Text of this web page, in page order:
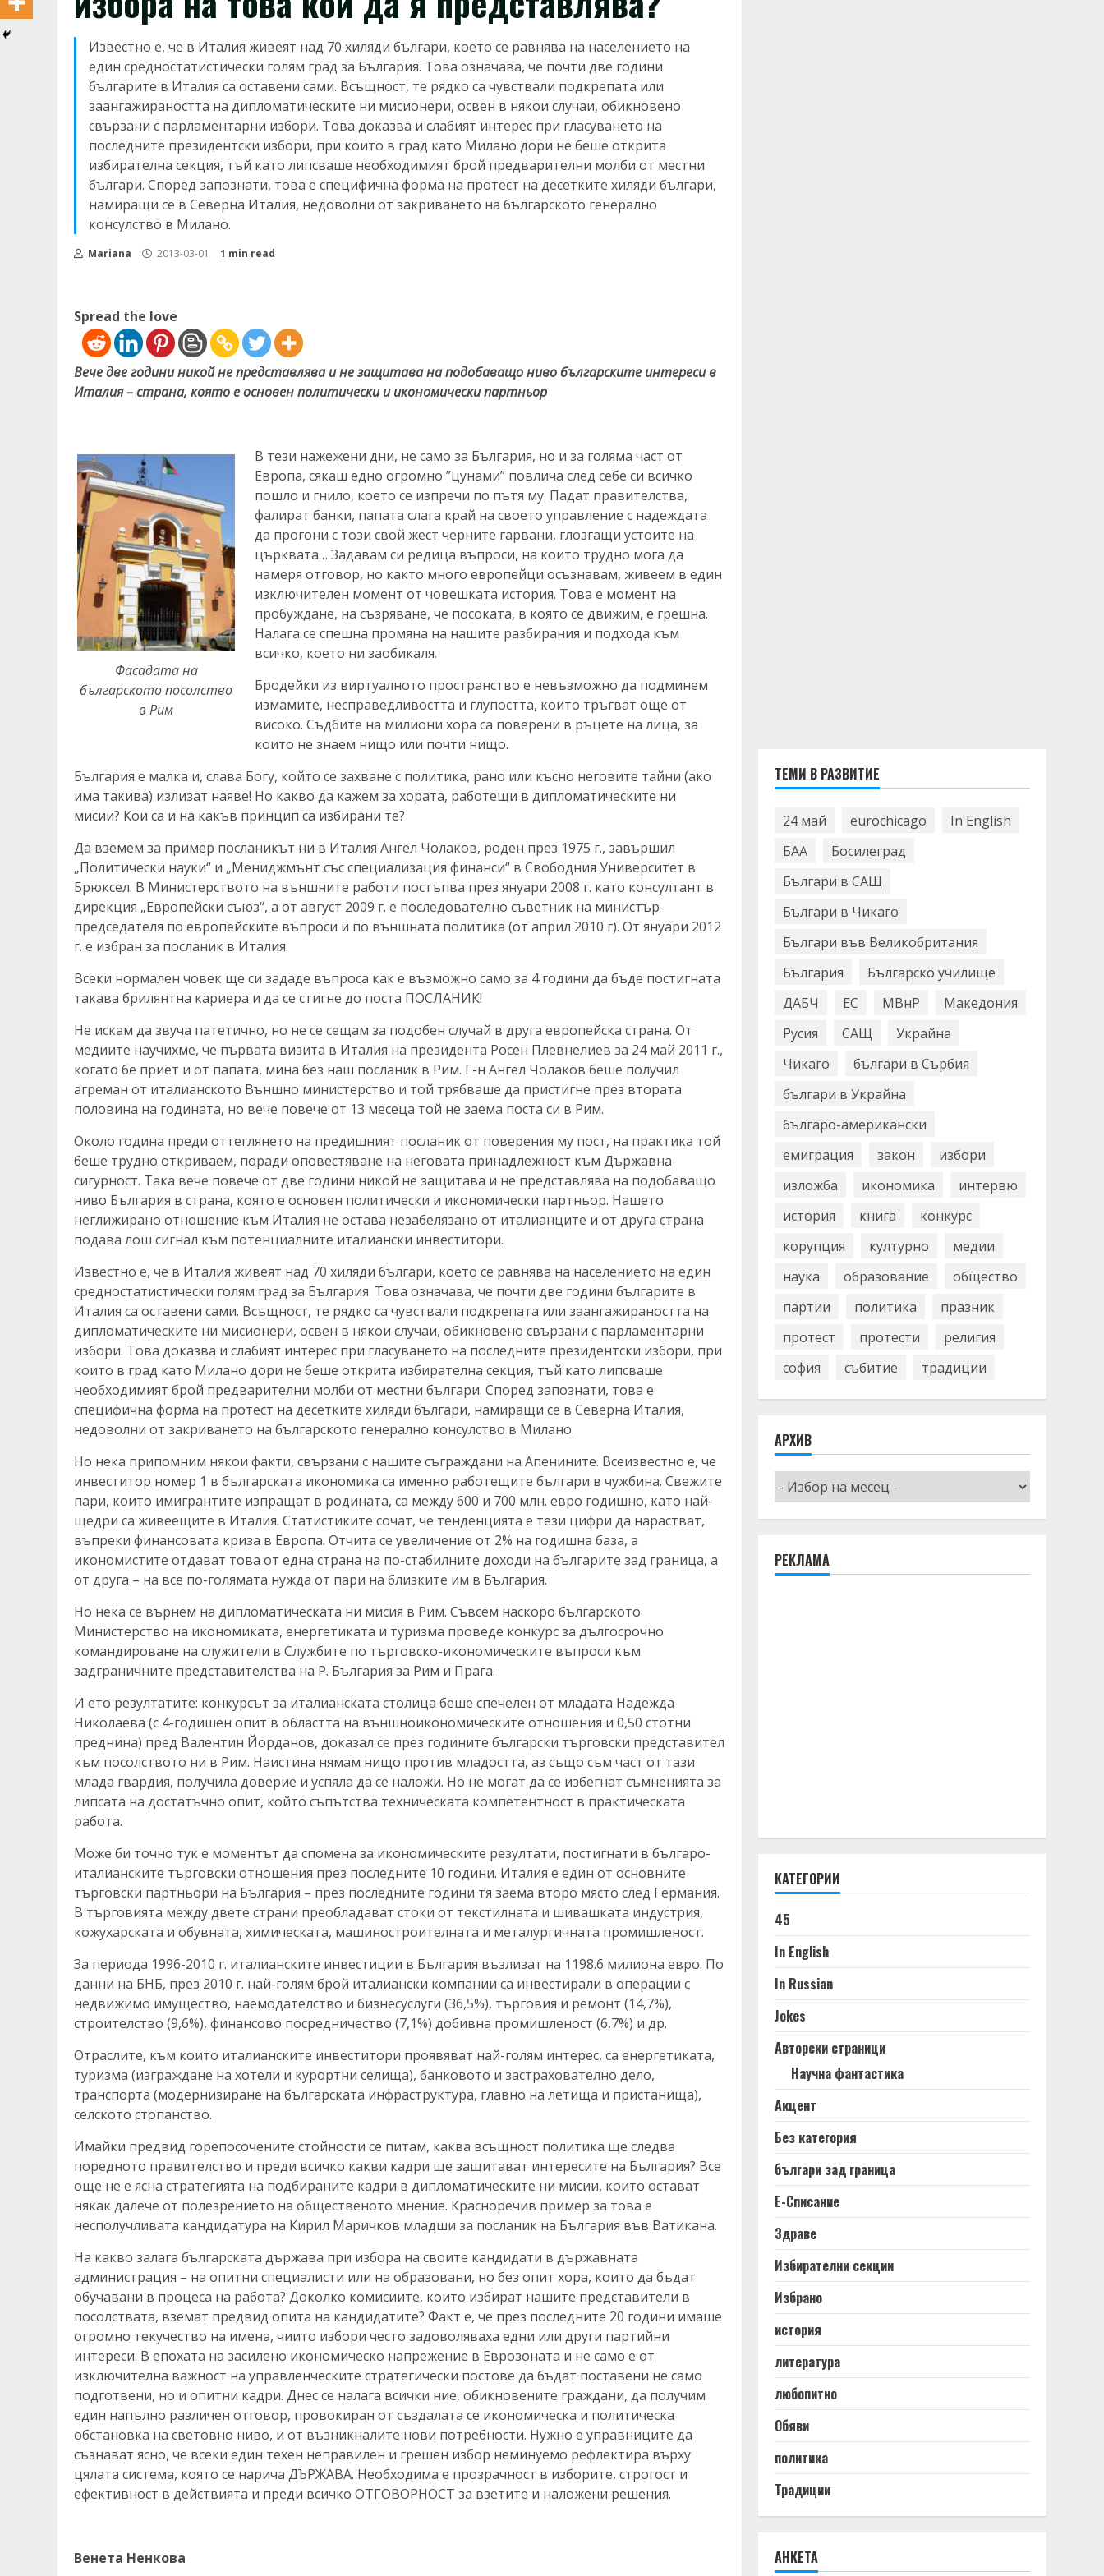
Известно е, че в Италия живеят над 70 хиляди българи, което се равнява на населението на
един средностатистически голям град за България. Това означава, че почти две години
българите в Италия са оставени сами. Всъщност, те рядко са чувствали подкрепата или
заангажираността на дипломатическите ни мисионери, освен в някои случаи, обикновено
свързани с парламентарни избори. Това доказва и слабият интерес при гласуването на
последните президентски избори, при които в град като Милано дори не беше открита
избирателна секция, тъй като липсваше необходимият брой предварителни молби от местни
българи. Според запознати, това е специфична форма на протест на десетките хиляди българи,
намиращи се в Северна Италия, недоволни от закриването на българското генерално
консулство в Милано.
Mariana 2013-03-01 1 min read
Spread the love
Вече две години никой не представлява и не защитава на подобаващо ниво българските интереси в
Италия – страна, която е основен политически и икономически партньор
Фасадата на
българското посолство
в Рим
В тези нажежени дни, не само за България, но и за голяма част от
Европа, сякаш едно огромно ”цунами” повлича след себе си всичко
пошло и гнило, което се изпречи по пътя му. Падат правителства,
фалират банки, папата слага край на своето управление с надеждата
да прогони с този свой жест черните гарвани, глозгащи устоите на
църквата… Задавам си редица въпроси, на които трудно мога да
намеря отговор, но както много европейци осъзнавам, живеем в един
изключителен момент от човешката история. Това е момент на
пробуждане, на съзряване, че посоката, в която се движим, е грешна.
Налага се спешна промяна на нашите разбирания и подхода към
всичко, което ни заобикаля.
Бродейки из виртуалното пространство е невъзможно да подминем
измамите, несправедливостта и глупостта, които тръгват още от
високо. Съдбите на милиони хора са поверени в ръцете на лица, за
които не знаем нищо или почти нищо.
България е малка и, слава Богу, който се захване с политика, рано или късно неговите тайни (ако
има такива) излизат наяве! Но какво да кажем за хората, работещи в дипломатическите ни
мисии? Кои са и на какъв принцип са избирани те?
Да вземем за пример посланикът ни в Италия Ангел Чолаков, роден през 1975 г., завършил
„Политически науки“ и „Мениджмънт със специализация финанси“ в Свободния Университет в
Брюксел. В Министерството на външните работи постъпва през януари 2008 г. като консултант в
дирекция „Европейски съюз“, а от август 2009 г. е последователно съветник на министър-
председателя по европейските въпроси и по външната политика (от април 2010 г). От януари 2012
г. е избран за посланик в Италия.
Всеки нормален човек ще си зададе въпроса как е възможно само за 4 години да бъде постигната
такава брилянтна кариера и да се стигне до поста ПОСЛАНИК!
Не искам да звуча патетично, но не се сещам за подобен случай в друга европейска страна. От
медиите научихме, че първaта визита в Италия на президента Росен Плевнелиев за 24 май 2011 г.,
когато бе приет и от папата, мина без наш посланик в Рим. Г-н Ангел Чолаков беше получил
агреман от италианското Външно министерство и той трябваше да пристигне през втората
половина на годината, но вече повече от 13 месеца той не заема поста си в Рим.
Около година преди оттеглянето на предишният посланик от поверения му пост, на практика той
беше трудно откриваем, поради оповестяване на неговата принадлежност към Държавна
сигурност. Така вече повече от две години никой не защитава и не представлява на подобаващо
ниво България в страна, която е основен политически и икономически партньор. Нашето
неглижирано отношение към Италия не остава незабелязано от италианците и от друга страна
подава лош сигнал към потенциалните италиански инвеститори.
Известно е, че в Италия живеят над 70 хиляди българи, което се равнява на населението на един
средностатистически голям град за България. Това означава, че почти две години българите в
Италия са оставени сами. Всъщност, те рядко са чувствали подкрепата или заангажираността на
дипломатическите ни мисионери, освен в някои случаи, обикновено свързани с парламентарни
избори. Това доказва и слабият интерес при гласуването на последните президентски избори, при
които в град като Милано дори не беше открита избирателна секция, тъй като липсваше
необходимият брой предварителни молби от местни българи. Според запознати, това е
специфична форма на протест на десетките хиляди българи, намиращи се в Северна Италия,
недоволни от закриването на българското генерално консулство в Милано.
Но нека припомним някои факти, свързани с нашите съграждани на Апенините. Всеизвестно е, че
инвеститор номер 1 в българската икономика са именно работещите българи в чужбина. Свежите
пари, които имигрантите изпращат в родината, са между 600 и 700 млн. евро годишно, като най-
щедри са живеещите в Италия. Статистиките сочат, че тенденцията е тези цифри да нарастват,
въпреки финансовата криза в Европа. Отчита се увеличение от 2% на годишна база, а
икономистите отдават това от една страна на по-стабилните доходи на българите зад граница, а
от друга – на все по-голямата нужда от пари на близките им в България.
Но нека се върнем на дипломатическата ни мисия в Рим. Съвсем наскоро българското
Министерство на икономиката, енергетиката и туризма проведе конкурс за дългосрочно
командироване на служители в Службите по търговско-икономическите въпроси към
задграничните представителства на Р. България за Рим и Прага.
И ето резултатите: конкурсът за италианската столица беше спечелен от младата Надежда
Николаева (с 4-годишен опит в областта на външноикономическите отношения и 0,50 стотни
преднина) пред Валентин Йорданов, доказал се през годините български търговски представител
към посолството ни в Рим. Наистина нямам нищо против младостта, аз също съм част от тази
млада гвардия, получила доверие и успяла да се наложи. Но не могат да се избегнат съмненията за
липсата на достатъчно опит, който съпътства техническата компетентност в практическата
работа.
Може би точно тук е моментът да спомена за икономическите резултати, постигнати в българо-
италианските търговски отношения през последните 10 години. Италия е един от основните
търговски партньори на България – през последните години тя заема второ място след Германия.
В търговията между двете страни преобладават стоки от текстилната и шивашката индустрия,
кожухарската и обувната, химическата, машиностроителната и металургичната промишленост.
За периода 1996-2010 г. италианските инвестиции в България възлизат на 1198.6 милиона евро. По
данни на БНБ, през 2010 г. най-голям брой италиански компании са инвестирали в операции с
недвижимо имущество, наемодателство и бизнесуслуги (36,5%), търговия и ремонт (14,7%),
строителство (9,6%), финансово посредничество (7,1%) добивна промишленост (6,7%) и др.
Отраслите, към които италианските инвеститори проявяват най-голям интерес, са енергетиката,
туризма (изграждане на хотели и курортни селища), банковото и застрахователно дело,
транспорта (модернизиране на българската инфраструктура, главно на летища и пристанища),
селското стопанство.
Имайки предвид горепосочените стойности се питам, каква всъщност политика ще следва
поредното правителство и преди всичко какви кадри ще защитават интересите на България? Все
още не е ясна стратегията на подбираните кадри в дипломатическите ни мисии, които остават
някак далече от полезрението на общественото мнение. Красноречив пример за това е
несполучливата кандидатура на Кирил Маричков младши за посланик на България във Ватикана.
На какво залага българската държава при избора на своите кандидати в държавната
администрация – на опитни специалисти или на образовани, но без опит хора, които да бъдат
обучавани в процеса на работа? Доколко комисиите, които избират нашите представители в
посолствата, вземат предвид опита на кандидатите? Факт е, че през последните 20 години имаше
огромно текучество на имена, чиито избори често задоволяваха едни или други партийни
интереси. В епохата на засилено икономическо напрежение в Еврозоната и не само е от
изключителна важност на управленческите стратегически постове да бъдат поставени не само
подготвени, но и опитни кадри. Днес се налага всички ние, обикновените граждани, да получим
един напълно различен отговор, провокиран от създалата се икономическа и политическа
обстановка на световно ниво, и от възникналите нови потребности. Нужно е управниците да
съзнават ясно, че всеки един техен неправилен и грешен избор неминуемо рефлектира върху
цялата система, която се нарича ДЪРЖАВА. Необходима е прозрачност в изборите, строгост и
ефективност в действията и преди всичко ОТГОВОРНОСТ за взетите и наложени решения.
Венета Ненкова
ТЕМИ В РАЗВИТИЕ
24 май eurochicago
In English
БАА
Босилеград
Българи в САЩ
Българи в Чикаго
Българи във Великобритания
България
Българско училище
ДАБЧ
ЕС МВнР
Македония
Русия
САЩ
Украйна
Чикаго
българи в Сърбия
българи в Украйна
българо-американски
емиграция
закон
избори
изложба
икономика
интервю
история
книга
конкурс
корупция
културно
медии
наука
образование
общество
партии
политика
празник
протест
протести
религия
софия
събитие традиции
АРХИВ
Архив
РЕКЛАМА
КАТЕГОРИИ
45
In English
In Russian
Jokes
Авторски страници
Научна фантастика
Акцент
Без категория
българи зад граница
Е-Списание
Здраве
Избирателни секции
Избрано
история
литература
любопитно
Обяви
политика
Традиции
АНКЕТА